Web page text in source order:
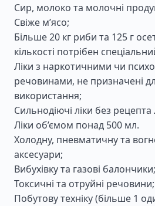
Сир, молоко та молочні
Свіже м’ясо;
Більше 20 кг риби та 125 г
кількості потрібен
Ліки з наркотичними чи
речовинами, не призначені
використання;
Сильнодіючі ліки без рецепта
Ліки об’ємом понад 500 мл.
Холодну, пневматичну та
аксесуари;
Вибухівку та газові балончики;
Токсичні та отруйні речовини;
Побутову техніку (більше 1